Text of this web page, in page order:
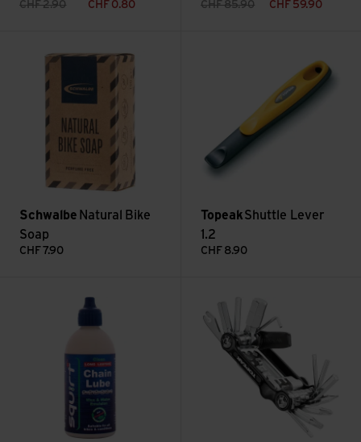
CHF2.90 CHF 0.80 CHF85.90 CHF 59.90
Schwalbe Natural Bike
Soap
CHF 7.90
TopeakShuttle Lever
1.2
CHF 8.90